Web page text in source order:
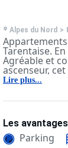
Alpes du Nord >
Appartements
Tarentaise.
Agréable et
ascenseur,
compose
Pour votre
Lire plus...
Les
Parking